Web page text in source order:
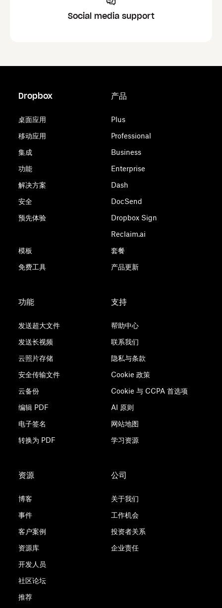
Social media support
Dropbox
桌面应用
移动应用
集成
功能
解决方案
安全
预先体验
模板
免费工具
产品
Plus
Professional
Business
Enterprise
Dash
DocSend
Dropbox Sign
Reclaim.ai
套餐
产品更新
功能
发送超大文件
发送长视频
云照片存储
安全传输文件
云备份
编辑 PDF
电子签名
转换为 PDF
支持
帮助中心
联系我们
隐私与条款
Cookie 政策
Cookie 与 CCPA 首选项
AI 原则
网站地图
学习资源
资源
博客
事件
客户案例
资源库
开发人员
社区论坛
推荐
公司
关于我们
工作机会
投资者关系
企业责任